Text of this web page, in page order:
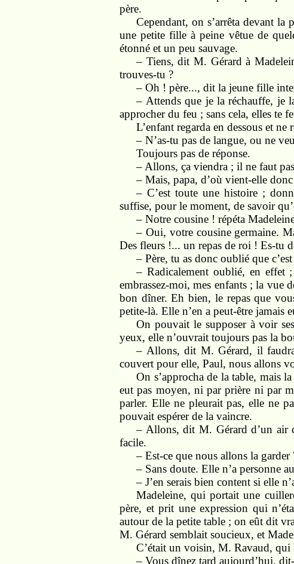
père.
Cependant, on s’arrêta devant
une petite fille à peine vêtue de
étonné et un peu sauvage.
– Tiens, dit M. Gérard à
trouves-tu ?
– Oh ! père..., dit la jeune fille
– Attends que je la réchauffe, je
approcher du feu ; sans cela, elles te
L’enfant regarda en dessous et ne
– N’as-tu pas de langue, ou ne
Toujours pas de réponse.
– Allons, ça viendra ; il ne faut
– Mais, papa, d’où vient-elle
– C’est toute une histoire ;
suffise, pour le moment, de savoir
– Notre cousine ! répéta
– Oui, votre cousine germaine.
Des fleurs !... un repas de roi ! Es-tu
– Père, tu as donc oublié que
– Radicalement oublié, en effet
embrassez-moi, mes enfants ; la vue
bon dîner. Eh bien, le repas que
petite-là. Elle n’en a peut-être jamais
On pouvait le supposer à voir
yeux, elle n’ouvrait toujours pas la
– Allons, dit M. Gérard, il
couvert pour elle, Paul, nous allons
On s’approcha de la table, mais
eut pas moyen, ni par prière ni par
parler. Elle ne pleurait pas, elle ne
pouvait espérer de la vaincre.
– Allons, dit M. Gérard d’un air
facile.
– Est-ce que nous allons la garder
– Sans doute. Elle n’a personne
– J’en serais bien content si elle
Madeleine, qui portait une
père, et prit une expression qui
autour de la petite table ; on eût dit
M. Gérard semblait soucieux, et
C’était un voisin, M. Ravaud, qui
– Vous dînez tard aujourd’hui,